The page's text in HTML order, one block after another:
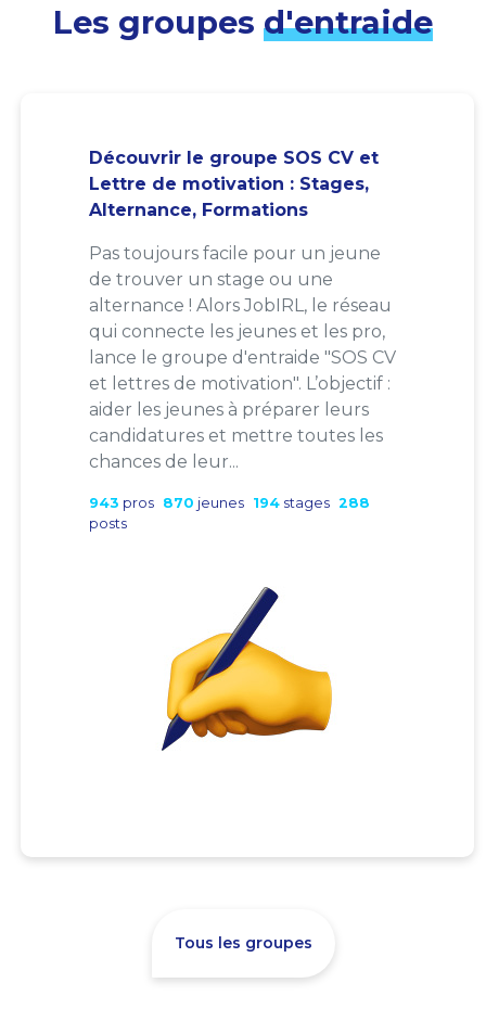
Les groupes d'entraide
Découvrir le groupe SOS CV et
Lettre de motivation : Stages,
Alternance, Formations
Pas toujours facile pour un jeune
de trouver un stage ou une
alternance ! Alors JobIRL, le réseau
qui connecte les jeunes et les pro,
lance le groupe d'entraide "SOS CV
et lettres de motivation". L’objectif :
aider les jeunes à préparer leurs
candidatures et mettre toutes les
chances de leur...
943 pros 870 jeunes 194 stages 288
posts
Tous les groupes